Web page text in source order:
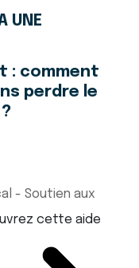
UNE
: comment
perdre le
- Soutien aux
cette aide